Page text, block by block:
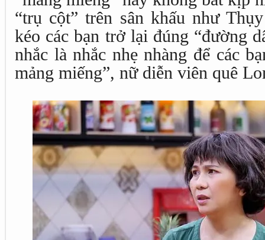
“trụ cột” trên sân khấu như
kéo các bạn trở lại đúng “đường
nhắc là nhắc nhẹ nhàng để các
mảng miếng”, nữ diễn viên quê